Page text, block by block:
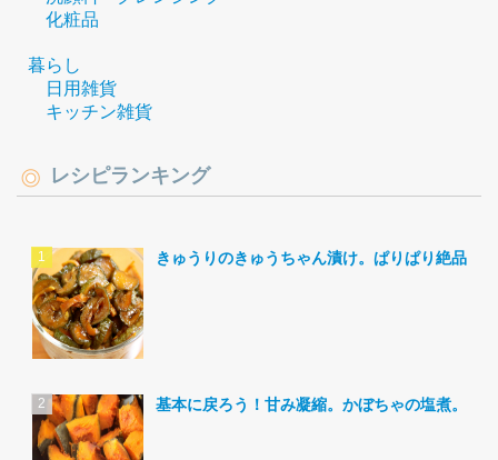
化粧品
暮らし
日用雑貨
キッチン雑貨
レシピランキング
きゅうりのきゅうちゃん漬け。ぱりぱり絶品。
基本に戻ろう！甘み凝縮。かぼちゃの塩煮。